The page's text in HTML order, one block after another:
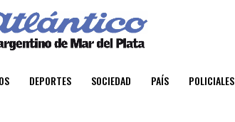
DEPORTES SOCIEDAD PAÍS POLICIALES